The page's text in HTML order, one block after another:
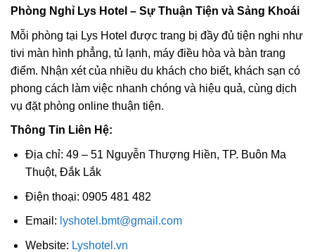
Phòng Nghỉ Lys Hotel – Sự Thuận Tiện và Sảng Khoái
Mỗi phòng tại Lys Hotel được trang bị đầy đủ tiện nghi như
tivi màn hình phẳng, tủ lạnh, máy điều hòa và bàn trang
điểm. Nhận xét của nhiều du khách cho biết, khách sạn có
phong cách làm việc nhanh chóng và hiệu quả, cùng dịch
vụ đặt phòng online thuận tiện.
Thông Tin Liên Hệ:
Địa chỉ: 49 – 51 Nguyễn Thượng Hiền, TP. Buôn Ma
Thuột, Đắk Lắk
Điện thoại: 0905 481 482
Email: lyshotel.bmt@gmail.com
Website: Lyshotel.vn